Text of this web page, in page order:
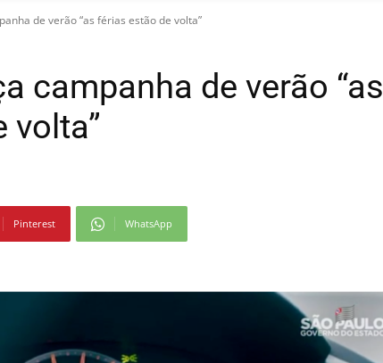
de verão “as férias estão de volta”
campanha de verão “as
volta”
Pinterest WhatsApp